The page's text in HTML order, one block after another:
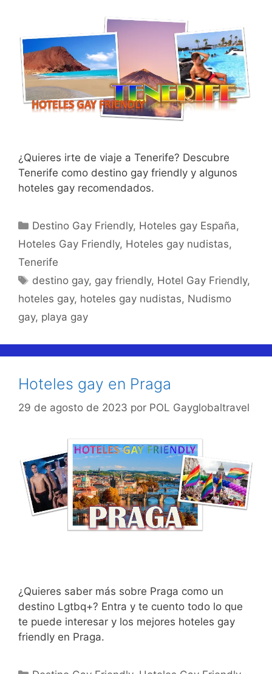
¿Quieres irte de viaje a Tenerife? Descubre
Tenerife como destino gay friendly y algunos
hoteles gay recomendados.
Categorías
Destino Gay Friendly, Hoteles gay España,
Hoteles Gay Friendly, Hoteles gay nudistas,
Tenerife
Etiquetas
destino gay, gay friendly, Hotel Gay Friendly,
hoteles gay, hoteles gay nudistas, Nudismo
gay, playa gay
Hoteles gay en Praga
29 de agosto de 2023 por POL Gayglobaltravel
¿Quieres saber más sobre Praga como un
destino Lgtbq+? Entra y te cuento todo lo que
te puede interesar y los mejores hoteles gay
friendly en Praga.